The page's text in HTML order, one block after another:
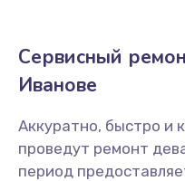
Замена
Сервисный
Иванове
Аккуратно, быстро и
проведут ремонт
период